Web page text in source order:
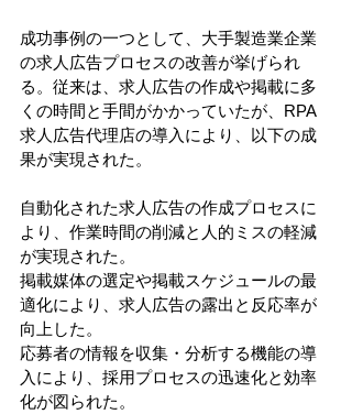
成功事例の一つとして、大手製造業企業
の求人広告プロセスの改善が挙げられ
る。従来は、求人広告の作成や掲載に多
くの時間と手間がかかっていたが、RPA
求人広告代理店の導入により、以下の成
果が実現された。
自動化された求人広告の作成プロセスに
より、作業時間の削減と人的ミスの軽減
が実現された。
掲載媒体の選定や掲載スケジュールの最
適化により、求人広告の露出と反応率が
向上した。
応募者の情報を収集・分析する機能の導
入により、採用プロセスの迅速化と効率
化が図られた。